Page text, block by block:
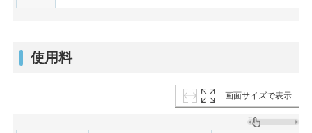
使用料
画面サイズで表示